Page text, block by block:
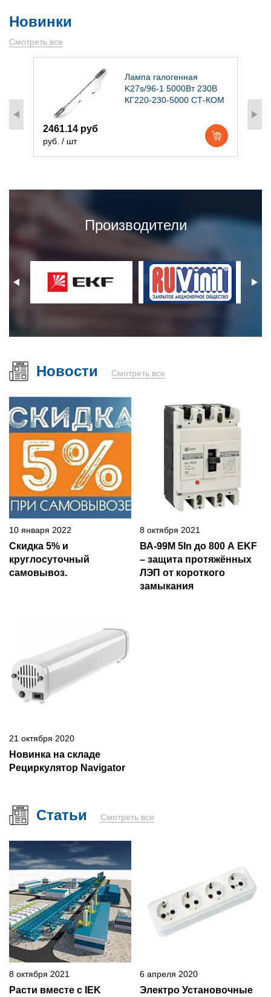
Новинки
Смотреть все
Лампа галогенная
K27s/96-1 5000Вт 230В
КГ220-230-5000 СТ-КОМ
2461.14 руб
руб. / шт
Производители
Новости Смотреть все
10 января 2022
Скидка 5% и
круглосуточный
самовывоз.
8 октября 2021
ВА-99М 5In до 800 А EKF
– защита протяжённых
ЛЭП от короткого
замыкания
21 октября 2020
Новинка на складе
Рециркулятор Navigator
Статьи Смотреть все
8 октября 2021
Расти вместе с IEK
6 апреля 2020
Электро Установочные